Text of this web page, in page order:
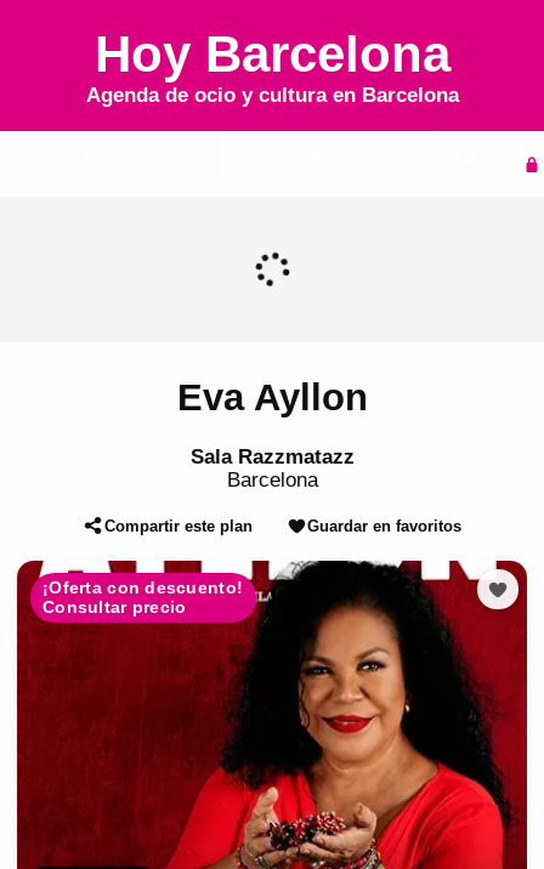
Hoy Barcelona
Agenda de ocio y cultura en Barcelona
Eva Ayllon
Sala Razzmatazz
Barcelona
Compartir este plan Guardar en favoritos
¡Oferta con descuento!
Consultar precio